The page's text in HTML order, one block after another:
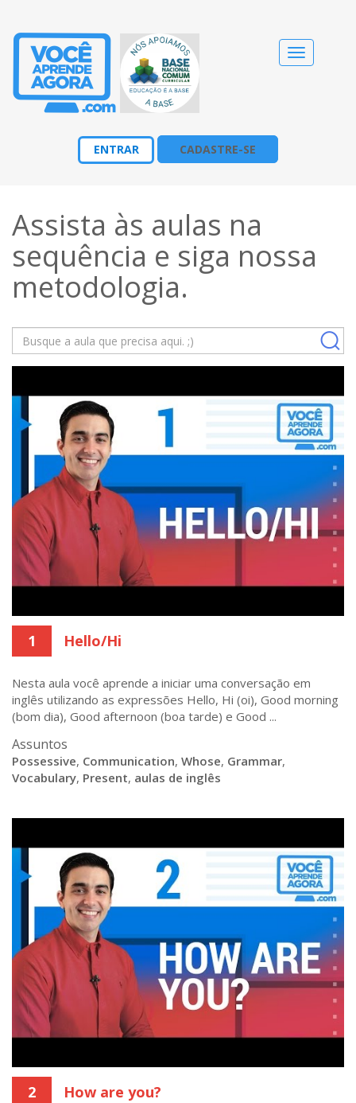
Alternar
navegação
ENTRAR CADASTRE-SE
Assista às aulas na
sequência e siga nossa
metodologia.
1 Hello/Hi
Nesta aula você aprende a iniciar uma conversação em
inglês utilizando as expressões Hello, Hi (oi), Good morning
(bom dia), Good afternoon (boa tarde) e Good ...
Assuntos
Possessive, Communication, Whose, Grammar,
Vocabulary, Present, aulas de inglês
2 How are you?